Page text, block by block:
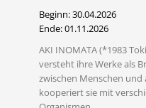
Beginn: 30.04.2026
Ende: 01.11.2026
AKI INOMATA (*1983
versteht ihre Werke als
zwischen Menschen und
kooperiert sie mit